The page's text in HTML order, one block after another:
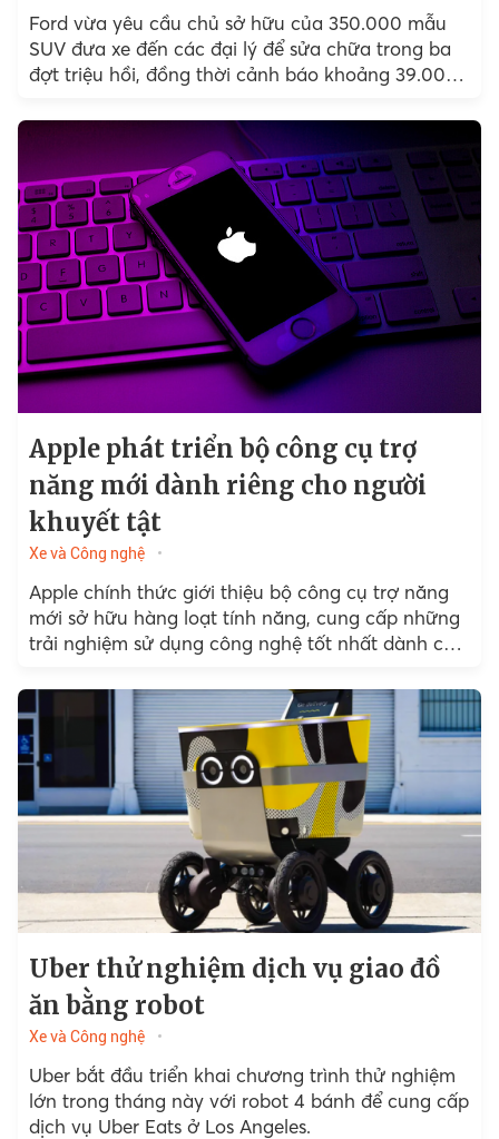
Ford vừa yêu cầu chủ sở hữu của 350.000 mẫu
SUV đưa xe đến các đại lý để sửa chữa trong ba
đợt triệu hồi, đồng thời cảnh báo khoảng 39.000
Apple phát triển bộ công cụ trợ
năng mới dành riêng cho người
khuyết tật
Xe và Công nghệ
Apple chính thức giới thiệu bộ công cụ trợ năng
mới sở hữu hàng loạt tính năng, cung cấp những
trải nghiệm sử dụng công nghệ tốt nhất dành cho
Uber thử nghiệm dịch vụ giao đồ
ăn bằng robot
Xe và Công nghệ
Uber bắt đầu triển khai chương trình thử nghiệm
lớn trong tháng này với robot 4 bánh để cung cấp
dịch vụ Uber Eats ở Los Angeles.